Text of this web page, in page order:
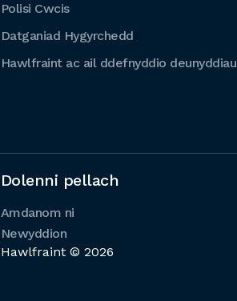
Polisi Cwcis
Datganiad Hygyrchedd
Hawlfraint ac ail ddefnyddio deunyddiau
Dolenni pellach
Amdanom ni
Newyddion
Hawlfraint © 2026